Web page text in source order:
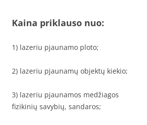
Kaina priklauso nuo:
1) lazeriu pjaunamo ploto;
2) lazeriu pjaunamų objektų kiekio;
3) lazeriu pjaunamos medžiagos
fizikinių savybių, sandaros;